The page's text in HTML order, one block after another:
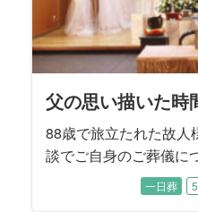
父の思い描いた時
88歳で旅立たれた故人
談でご自身のご葬儀に
方針についてお決めに
から奥様と2人の息子
一日葬